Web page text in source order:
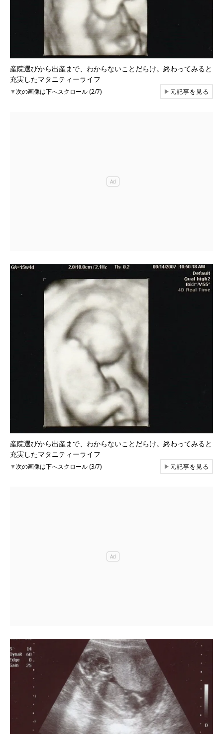
産院選びから出産まで、わからないことだらけ。終わってみると
充実したマタニティーライフ
▼次の画像は下へスクロール (2/7) ▶元記事を見る
産院選びから出産まで、わからないことだらけ。終わってみると
充実したマタニティーライフ
▼次の画像は下へスクロール (3/7) ▶元記事を見る